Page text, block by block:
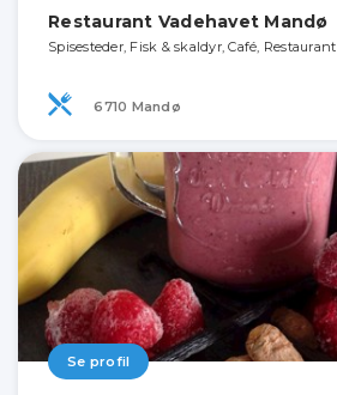
Restaurant Vadehavet Mandø
Spisesteder, Fisk & skaldyr, Café, Restaurant
6710 Mandø
Se profil